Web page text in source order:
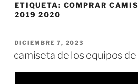
ETIQUETA: COMPRAR
2019 2020
PUBLICADO
DICIEMBRE 7, 2023
camiseta de los equipos de